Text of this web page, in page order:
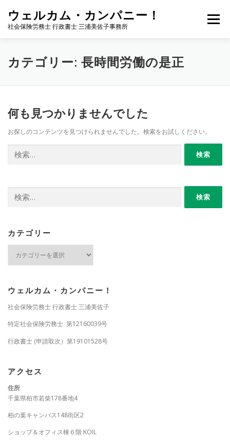
ウェルカム・カンパニー！
社会保険労務士 行政書士 三浦美佐子事務所
メニュー
ホーム サービス内容 事務所案内 NEWS
カテゴリー: 長時間労働の是正
何も見つかりませんでした
お探しのコンテンツを見つけられませんでした。検索をお試しください。
索:
索:
カテゴリー
ー
ウェルカム・カンパニー！
社会保険労務士 行政書士 三浦美佐子
特定社会保険労務士 第12160039号
行政書士 (申請取次）第19101528号
アクセス
住所
千葉県柏市若柴178番地4
柏の葉キャンパス148街区2
ショップ＆オフィス棟６階 KOIL